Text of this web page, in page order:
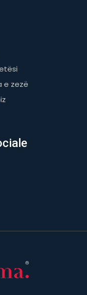
e zezë